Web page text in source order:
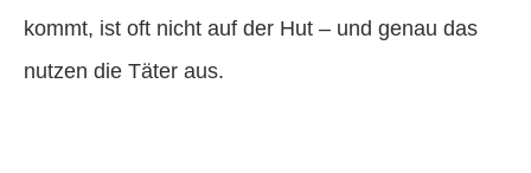
kommt, ist oft nicht auf der Hut – und genau das
nutzen die Täter aus.